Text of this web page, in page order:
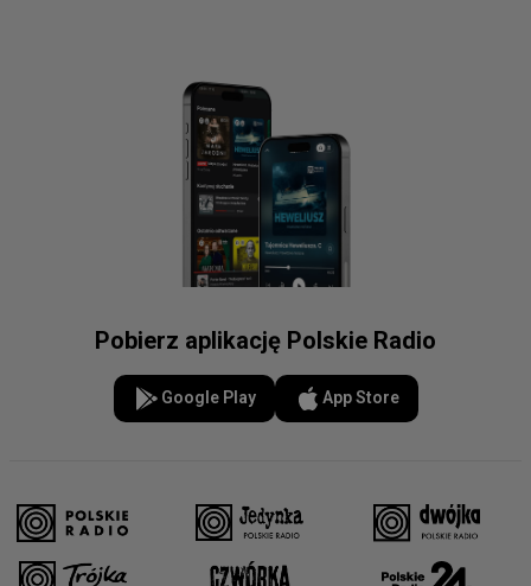
Pobierz aplikację Polskie Radio
Google Play App Store